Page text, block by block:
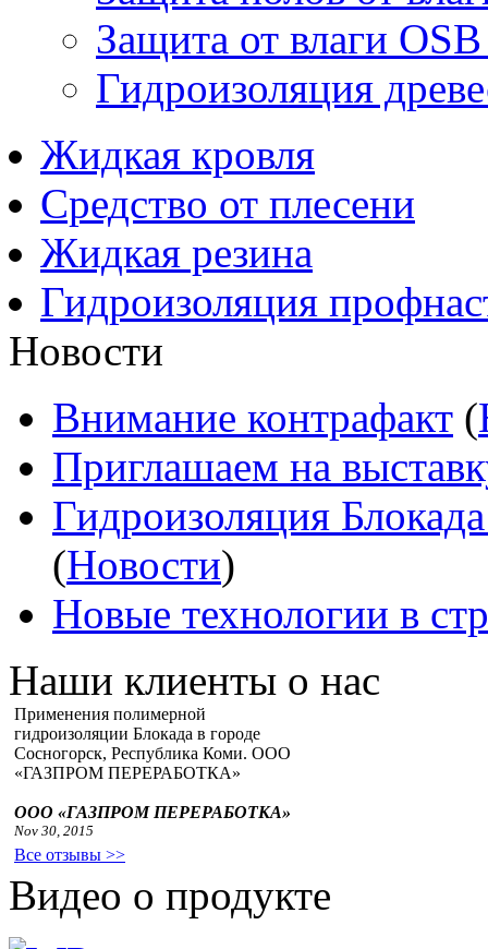
Защита от влаги
Гидроизоляция
Жидкая кровля
Средство от плесени
Жидкая резина
Гидроизоляция
Новости
Внимание контрафакт (
Приглашаем на
Гидроизоляция
(Новости)
Новые технологии в
Наши клиенты о нас
Применения полимерной
гидроизоляции Блокада в городе
Сосногорск, Республика Коми. ООО
«ГАЗПРОМ ПЕРЕРАБОТКА»
ООО «ГАЗПРОМ ПЕРЕРАБОТКА»
Nov 30, 2015
Все отзывы >>
Видео о продукте